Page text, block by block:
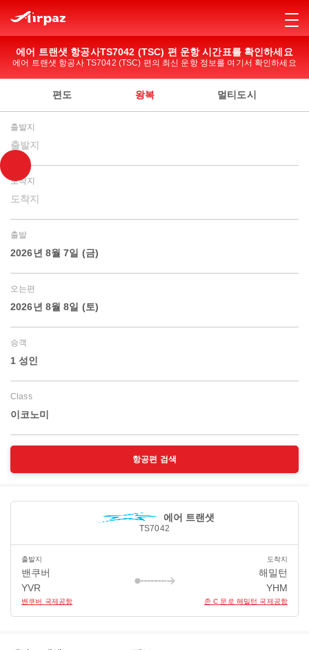
에어 트랜샛 항공사TS7042 (TSC) 편 운항 시간표를 확인하세요
에어 트랜샛 항공사 TS7042 (TSC) 편의 최신 운항 정보를 여기서 확인하세요
편도 왕복 멀티도시
출발지
출발지
도착지
도착지
출발
2026년 8월 7일 (금)
오는편
2026년 8월 8일 (토)
승객
1 성인
Class
이코노미
항공편 검색
에어 트랜샛
TS7042
출발지
밴쿠버
YVR
밴쿠버 국제공항
도착지
해밀턴
YHM
존 C 문로 해밀턴 국제공항